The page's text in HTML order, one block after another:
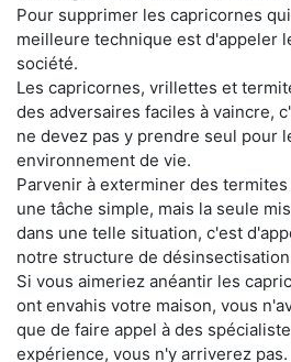
Pour supprimer les capricornes
meilleure technique est d'appeler
société.
Les capricornes, vrillettes et
des adversaires faciles à vaincre,
ne devez pas y prendre seul pour
environnement de vie.
Parvenir à exterminer des
une tâche simple, mais la seule
dans une telle situation, c'est
notre structure de
Si vous aimeriez anéantir les
ont envahis votre maison, vous
que de faire appel à des
expérience, vous n'y arriverez pas.